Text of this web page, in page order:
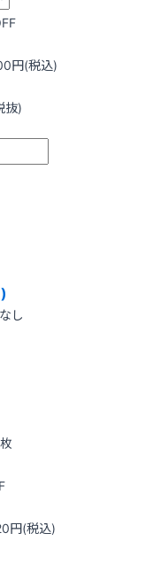
円(税込)
抜)
し
円(税込)